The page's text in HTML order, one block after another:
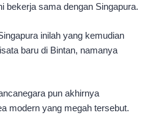
bekerja sama dengan Singapura.
inilah yang kemudian
baru di Bintan, namanya
pun akhirnya
modern yang megah tersebut.